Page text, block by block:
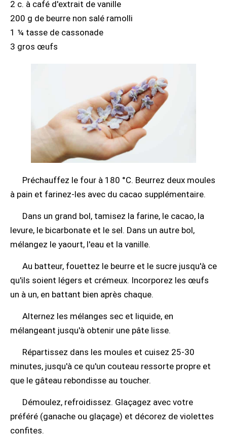
2 c. à café d'extrait de vanille
200 g de beurre non salé ramolli
1 ¼ tasse de cassonade
3 gros œufs
Préchauffez le four à 180 °C. Beurrez deux moules
à pain et farinez-les avec du cacao supplémentaire.
Dans un grand bol, tamisez la farine, le cacao, la
levure, le bicarbonate et le sel. Dans un autre bol,
mélangez le yaourt, l'eau et la vanille.
Au batteur, fouettez le beurre et le sucre jusqu'à ce
qu'ils soient légers et crémeux. Incorporez les œufs
un à un, en battant bien après chaque.
Alternez les mélanges sec et liquide, en
mélangeant jusqu'à obtenir une pâte lisse.
Répartissez dans les moules et cuisez 25-30
minutes, jusqu'à ce qu'un couteau ressorte propre et
que le gâteau rebondisse au toucher.
Démoulez, refroidissez. Glaçagez avec votre
préféré (ganache ou glaçage) et décorez de violettes
confites.